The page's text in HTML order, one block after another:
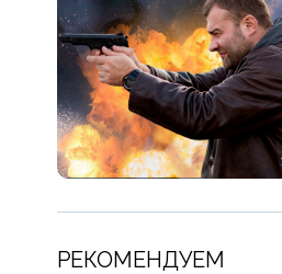
РЕКОМЕНДУЕМ